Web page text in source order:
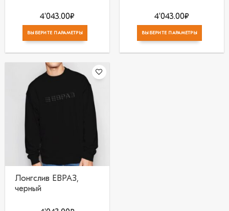
4'043.00₽
ВЫБЕРИТЕ ПАРАМЕТРЫ
4'043.00₽
ВЫБЕРИТЕ ПАРАМЕТРЫ
В
избранное
Лонгслив ЕВРАЗ,
черный